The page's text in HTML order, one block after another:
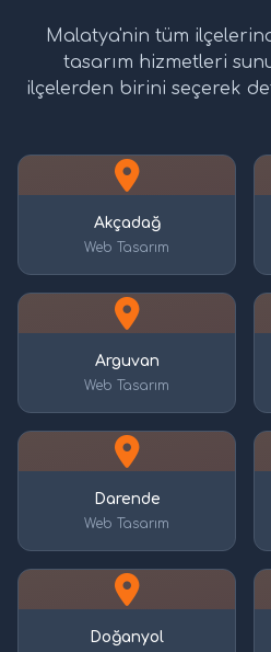
Malatya'nin tüm
tasarım hizmetleri
ilçelerden birini seçerek
Akçadağ
Web Tasarım
Arguvan
Web Tasarım
Darende
Web Tasarım
Doğanyol